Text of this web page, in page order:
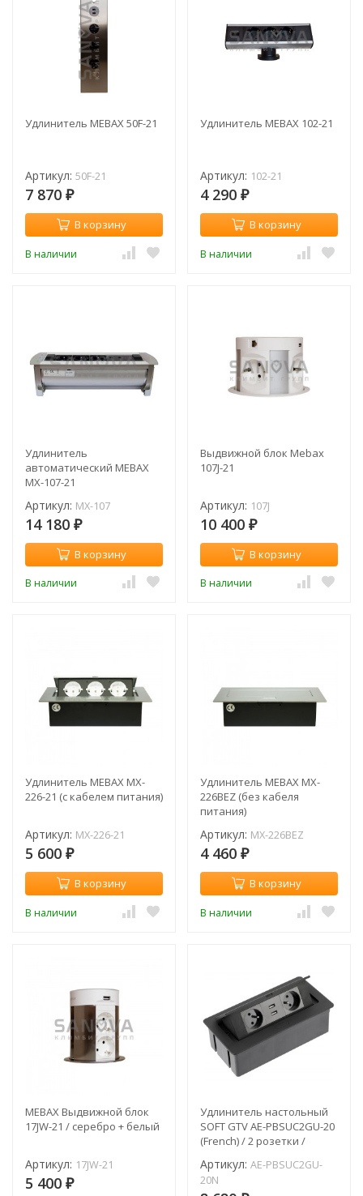
Удлинитель MEBAX 50F-21
Артикул: 50F-21
7 870 ₽
В корзину
В наличии
Удлинитель MEBAX 102-21
Артикул: 102-21
4 290 ₽
В корзину
В наличии
Удлинитель
автоматический MEBAX
MX-107-21
Артикул: MX-107
14 180 ₽
В корзину
В наличии
Выдвижной блок Mebax
107J-21
Артикул: 107J
10 400 ₽
В корзину
В наличии
Удлинитель MEBAX MX-
226-21 (с кабелем питания)
Артикул: MX-226-21
5 600 ₽
В корзину
В наличии
Удлинитель MEBAX MX-
226BEZ (без кабеля
питания)
Артикул: MX-226BEZ
4 460 ₽
В корзину
В наличии
MEBAX Выдвижной блок
17JW-21 / серебро + белый
Артикул: 17JW-21
5 400 ₽
Удлинитель настольный
SOFT GTV AE-PBSUC2GU-20
(French) / 2 розетки /
проводом 1,5 метра
Артикул: AE-PBSUC2GU-
20N